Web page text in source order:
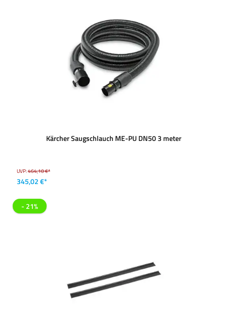
Kärcher Saugschlauch ME-PU DN50 3 meter
UVP:464,10 €*
345,02 €*
- 21%